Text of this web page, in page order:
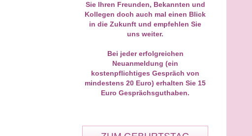
Besonders beeindruckt hat mich,
wie treffend sie Gefühle und
Zusammenhänge erkannt hat.
wirkte authentisch und stimmig.
Zuversicht und innere Ruhe
gegeben. Von Herzen danke,
Eileen. Ich kann dich
uneingeschränkt
und werde mich ganz sicher
an dich wenden.
Sie Ihren Freunden, Bekannten und
Kollegen doch auch mal einen Blick
in die Zukunft und empfehlen Sie
uns weiter.
Bei jeder erfolgreichen
Neuanmeldung (ein
kostenpflichtiges Gespräch von
mindestens 20 Euro) erhalten Sie 15
Euro Gesprächsguthaben.